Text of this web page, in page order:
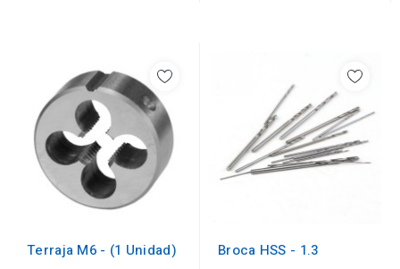
Terraja M6 - (1 Unidad) Broca HSS - 1.3